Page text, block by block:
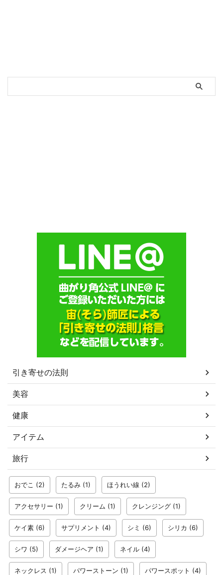
引き寄せの法則
美容
健康
アイテム
旅行
おでこ (2) たるみ (1) ほうれい線 (2)
アクセサリー (1) クリーム (1) クレンジング (1)
ケイ素 (6) サプリメント (4) シミ (6) シリカ (6)
シワ (5) ダメージヘア (1) ネイル (4)
ネックレス (1) パワーストーン (1) パワースポット (4)